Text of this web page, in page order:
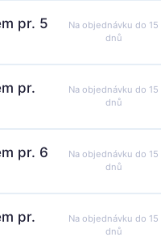
pr. 5
Na objednávku do 15
dnů
pr.
Na objednávku do 15
dnů
pr. 6
Na objednávku do 15
dnů
pr.
Na objednávku do 15
dnů